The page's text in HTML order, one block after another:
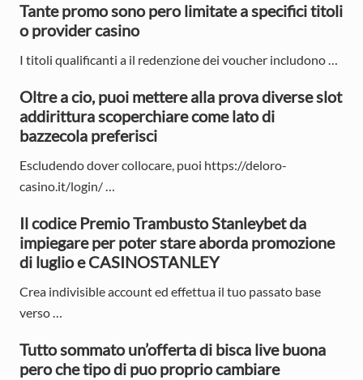
r
y
S
i
d
e
a
r
Tante promo sono pero limitate a specifici titoli
o provider casino
I titoli qualificanti a il redenzione dei voucher includono …
Oltre a cio, puoi mettere alla prova diverse slot
addirittura scoperchiare come lato di
bazzecola preferisci
Escludendo dover collocare, puoi https://deloro-
casino.it/login/ …
Il codice Premio Trambusto Stanleybet da
impiegare per poter stare aborda promozione
di luglio e CASINOSTANLEY
Crea indivisible account ed effettua il tuo passato base
verso …
Tutto sommato un’offerta di bisca live buona
pero che tipo di puo proprio cambiare